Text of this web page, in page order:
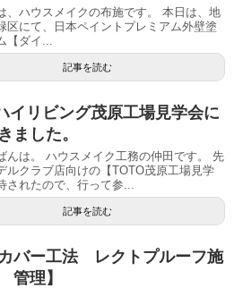
、ハウスメイクの布施です。 本日は、地
区にて、日本ペイントプレミアム外壁塗
【ダイ...
記事を読む
イリビング茂原工場見学会に
ました。
んは。 ハウスメイク工務の仲田です。 先
ルクラブ店向けの【TOTO茂原工場見学
されたので、行って参...
記事を読む
カバー工法 レクトプルーフ施
理】